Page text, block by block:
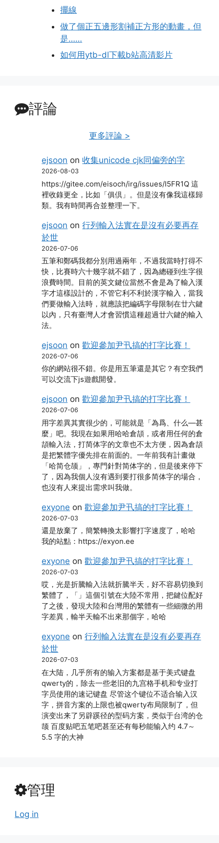
擺線
做了個正五邊形割補正方形的動畫，但
是……
如何用ytb-dl下載b站高清影片
評論
更多評論 >
ejsoon on收集unicode cjk同偏旁的字
2026-08-03
https://gitee.com/eisoch/irg/issues/I5FR1Q 這
裡收錄更全，比如「俱倶」。但是沒有像我這樣歸
類。我有時間再合並整理一下。
ejsoon on行列輸入法實在是沒有必要再存
於世
2026-07-06
五筆和鄭碼我都分別用過兩年，不過我當時打得不
快，比賽時六十幾字就不錯了，因為總碰到生字很
浪費時間。目前的英文鍵位當然不會是為了輸入漢
字才這樣設計的，不管它利不利於漢字輸入，當我
們要做輸入法時，就應該把編碼字母限制在廿六鍵
以內，只有臺灣人才會習慣這種超過廿六鍵的輸入
法。
ejsoon on歡迎參加尹卂搞的打字比賽！
2026-07-06
你的網站很不錯。你是用五筆還是其它？有空我們
可以交流下js遊戲開發。
ejsoon on歡迎參加尹卂搞的打字比賽！
2026-07-06
用字差異其實很少的，可能就是「為爲、什么―甚
麼」吧。我現在如果用哈哈倉頡，或者用任何的倉
頡輸入法，打简体字的文章也不太方便，因為倉頡
是把繁體字優先排在前面的。一年前我有計畫做
「哈简仓颉」，專門針對简体字的，但是後來停下
了，因為我個人沒有遇到要打很多简体字的場合，
也沒有人來提出需求叫我做。
exyone on歡迎參加尹卂搞的打字比賽！
2026-07-03
還是放棄了，簡繁轉換太影響打字速度了，哈哈
我的站點：https://exyon.ee
exyone on歡迎參加尹卂搞的打字比賽！
2026-07-03
哎，光是折騰輸入法就折騰半天，好不容易切換到
繁體了，「」這個引號在大陸不常用，把鍵位配好
了之後，發現大陸和台灣用的繁體有一些細微的用
字差異，輸半天輸不出來那個字，哈哈
exyone on行列輸入法實在是沒有必要再存
於世
2026-07-03
在大陆，几乎所有的输入方案都是基于美式键盘
qwerty的，除去一些老旧的九宫格手机和专业打
字员使用的速记键盘 尽管这个键位不适合输入汉
字，拼音方案的上限也被qwerty布局限制了，但
演变出来了另辟蹊径的型码方案，类似于台湾的仓
颉 百度贴吧五笔吧甚至还有每秒能输入约 4.7～
5.5 字的大神
管理
Log in